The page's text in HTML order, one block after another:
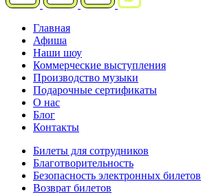
Главная
Афиша
Наши шоу
Коммерческие выступления
Производство музыки
Подарочные сертификаты
О нас
Блог
Контакты
Билеты для сотрудников
Благотворительность
Безопасность электронных билетов
Возврат билетов